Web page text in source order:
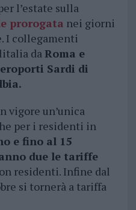
l’estate sulla
prorogata nei giorni
I collegamenti
daRoma e
Sardi di
vigore un’unica
per i residenti in
e fino al 15
due le tariffe
residenti. Infine dal
si tornerà a tariffa